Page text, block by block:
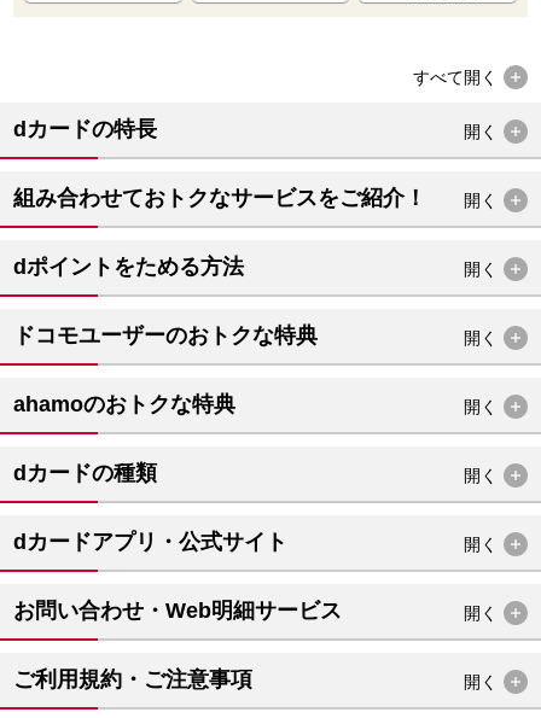
すべて開く
dカードの特長 開く
組み合わせておトクなサービスをご紹介！ 開く
dポイントをためる方法 開く
ドコモユーザーのおトクな特典 開く
ahamoのおトクな特典 開く
dカードの種類 開く
dカードアプリ・公式サイト 開く
お問い合わせ・Web明細サービス 開く
ご利用規約・ご注意事項 開く